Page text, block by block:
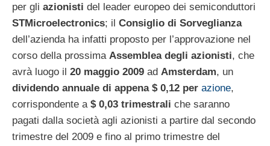
per gli azionisti del leader europeo dei semiconduttori
STMicroelectronics; il Consiglio di Sorveglianza
dell’azienda ha infatti proposto per l’approvazione nel
corso della prossima Assemblea degli azionisti, che
avrà luogo il 20 maggio 2009 ad Amsterdam, un
dividendo annuale di appena $ 0,12 per azione,
corrispondente a $ 0,03 trimestrali che saranno
pagati dalla società agli azionisti a partire dal secondo
trimestre del 2009 e fino al primo trimestre del